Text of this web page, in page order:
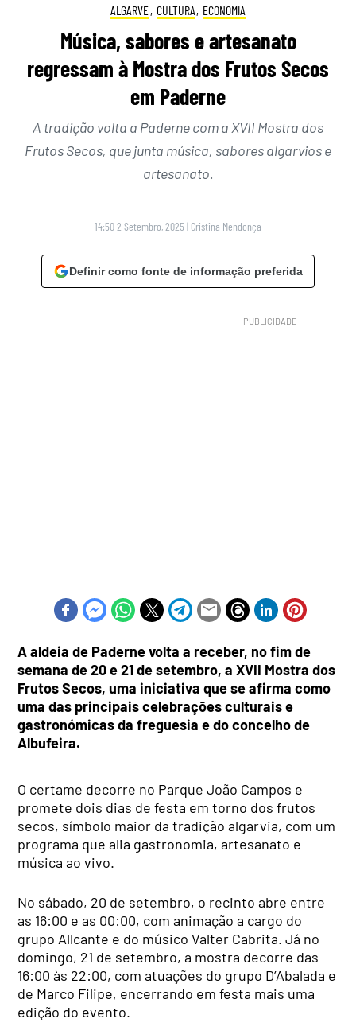
ALGARVE, CULTURA, ECONOMIA
Música, sabores e artesanato
regressam à Mostra dos Frutos Secos
em Paderne
A tradição volta a Paderne com a XVII Mostra dos
Frutos Secos, que junta música, sabores algarvios e
artesanato.
14:50 2 Setembro, 2025 | Cristina Mendonça
Definir como fonte de informação preferida
A aldeia de Paderne volta a receber, no fim de
semana de 20 e 21 de setembro, a XVII Mostra dos
Frutos Secos, uma iniciativa que se afirma como
uma das principais celebrações culturais e
gastronómicas da freguesia e do concelho de
Albufeira.
O certame decorre no Parque João Campos e
promete dois dias de festa em torno dos frutos
secos, símbolo maior da tradição algarvia, com um
programa que alia gastronomia, artesanato e
música ao vivo.
No sábado, 20 de setembro, o recinto abre entre
as 16:00 e as 00:00, com animação a cargo do
grupo Allcante e do músico Valter Cabrita. Já no
domingo, 21 de setembro, a mostra decorre das
16:00 às 22:00, com atuações do grupo D’Abalada e
de Marco Filipe, encerrando em festa mais uma
edição do evento.